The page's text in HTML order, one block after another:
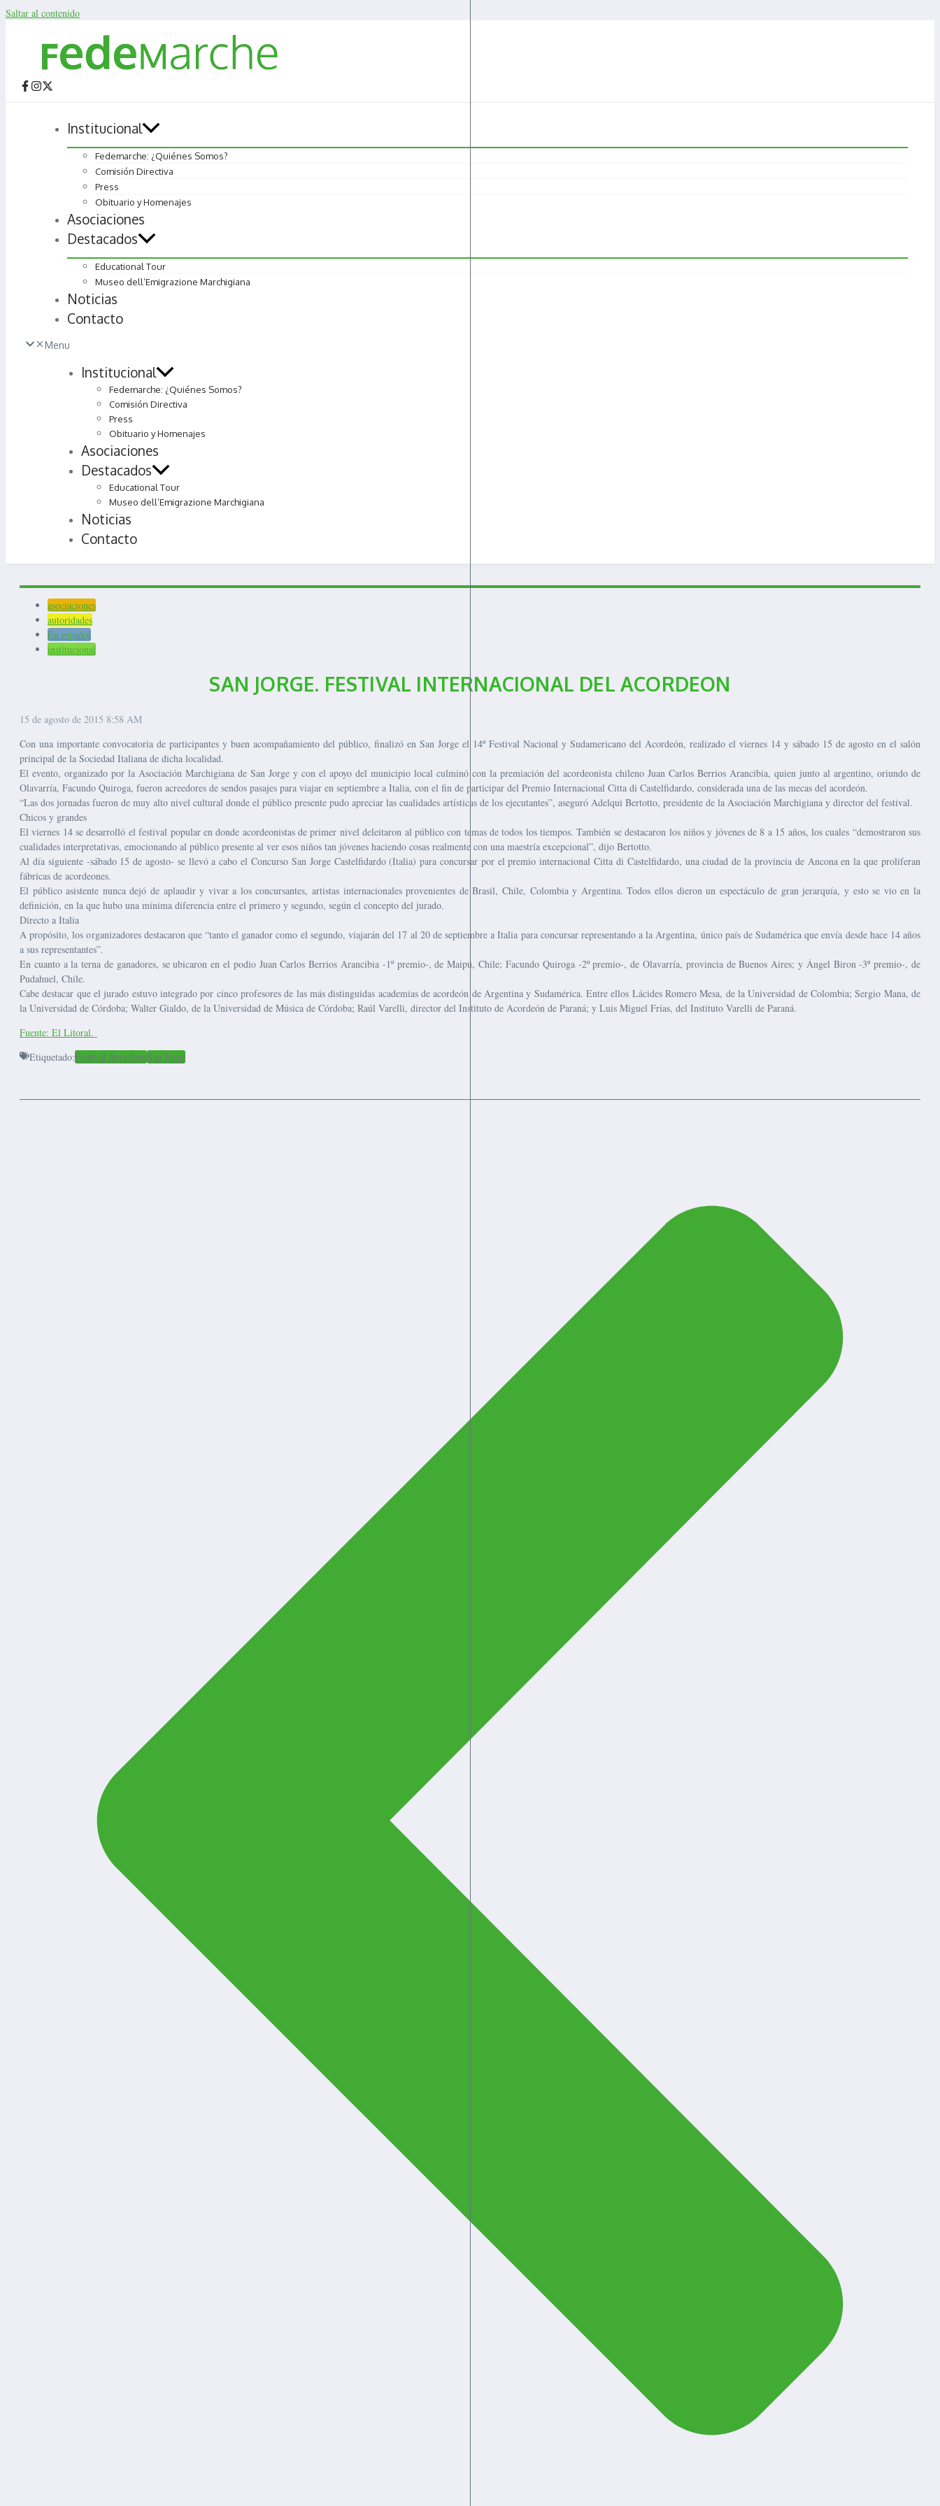
Saltar al contenido
Institucional
Fedemarche: ¿Quiénes Somos?
Comisión Directiva
Press
Obituario y Homenajes
Asociaciones
Destacados
Educational Tour
Museo dell’Emigrazione Marchigiana
Noticias
Contacto
Menu
Institucional
Fedemarche: ¿Quiénes Somos?
Comisión Directiva
Press
Obituario y Homenajes
Asociaciones
Destacados
Educational Tour
Museo dell’Emigrazione Marchigiana
Noticias
Contacto
asociaciones
autoridades
En español
institucional
SAN JORGE. FESTIVAL INTERNACIONAL DEL ACORDEON
15 de agosto de 2015 8:58 AM
Con una importante convocatoria de participantes y buen acompañamiento del público, finalizó en San Jorge el 14º Festival Nacional y Sudamericano del Acordeón, realizado el viernes 14 y sábado 15 de agosto en el salón
principal de la Sociedad Italiana de dicha localidad.
El evento, organizado por la Asociación Marchigiana de San Jorge y con el apoyo del municipio local culminó con la premiación del acordeonista chileno Juan Carlos Berrios Arancibia, quien junto al argentino, oriundo de
Olavarría, Facundo Quiroga, fueron acreedores de sendos pasajes para viajar en septiembre a Italia, con el fin de participar del Premio Internacional Citta di Castelfidardo, considerada una de las mecas del acordeón.
“Las dos jornadas fueron de muy alto nivel cultural donde el público presente pudo apreciar las cualidades artísticas de los ejecutantes”, aseguró Adelqui Bertotto, presidente de la Asociación Marchigiana y director del festival.
Chicos y grandes
El viernes 14 se desarrolló el festival popular en donde acordeonistas de primer nivel deleitaron al público con temas de todos los tiempos. También se destacaron los niños y jóvenes de 8 a 15 años, los cuales “demostraron sus
cualidades interpretativas, emocionando al público presente al ver esos niños tan jóvenes haciendo cosas realmente con una maestría excepcional”, dijo Bertotto.
Al día siguiente -sábado 15 de agosto- se llevó a cabo el Concurso San Jorge Castelfidardo (Italia) para concursar por el premio internacional Citta di Castelfidardo, una ciudad de la provincia de Ancona en la que proliferan
fábricas de acordeones.
El público asistente nunca dejó de aplaudir y vivar a los concursantes, artistas internacionales provenientes de Brasil, Chile, Colombia y Argentina. Todos ellos dieron un espectáculo de gran jerarquía, y esto se vio en la
definición, en la que hubo una mínima diferencia entre el primero y segundo, según el concepto del jurado.
Directo a Italia
A propósito, los organizadores destacaron que “tanto el ganador como el segundo, viajarán del 17 al 20 de septiembre a Italia para concursar representando a la Argentina, único país de Sudamérica que envía desde hace 14 años
a sus representantes”.
En cuanto a la terna de ganadores, se ubicaron en el podio Juan Carlos Berrios Arancibia -1º premio-, de Maipú, Chile; Facundo Quiroga -2º premio-, de Olavarría, provincia de Buenos Aires; y Ángel Biron -3º premio-, de
Pudahuel, Chile.
Cabe destacar que el jurado estuvo integrado por cinco profesores de las más distinguidas academias de acordeón de Argentina y Sudamérica. Entre ellos Lácides Romero Mesa, de la Universidad de Colombia; Sergio Mana, de
la Universidad de Córdoba; Walter Gialdo, de la Universidad de Música de Córdoba; Raúl Varelli, director del Instituto de Acordeón de Paraná; y Luis Miguel Frías, del Instituto Varelli de Paraná.
Fuente: El Litoral.
Etiquetado:Festival AcordeonSan Jorge